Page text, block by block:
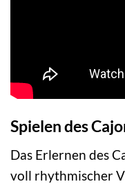
Spielen des
Das Erlernen des
voll rhythmischer